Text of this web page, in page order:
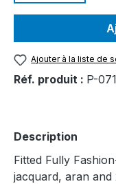
Ajouter à la liste de
Réf. produit : P-
Description
Fitted Fully
jacquard, aran